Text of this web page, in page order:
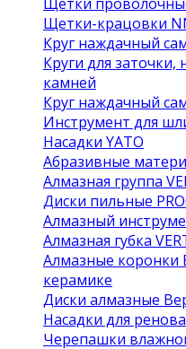
Щетки-крацовки
Круг наждачный
Круги для
камней
Круг наждачный
Инструмент для
Насадки YATO
Абразивные
Алмазная группа
Диски пильные
Алмазный
Алмазная губка
Алмазные коронки
керамике
Диски алмазные
Насадки для
Черепашки